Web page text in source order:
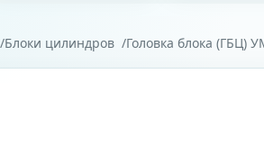
Блоки цилиндров Головка блока (ГБЦ)